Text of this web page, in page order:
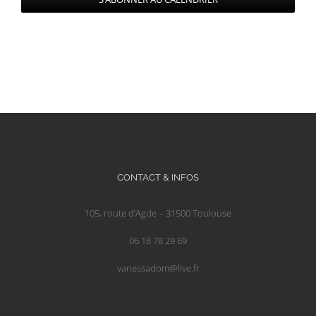
CONTACT & INFOS
105, route d’Agde – 31500 Toulouse
06 18 78 29 69
vanessadom@live.fr